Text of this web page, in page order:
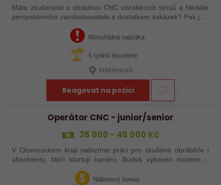
Máte zkušenosti s obsluhou CNC obráběcích strojů a hledáte
perspektivního zaměstnavatele s dostatkem zakázek? Pak jste
na správném inzerátu nabídky práce a reagujte zasláním
Mimořádná nabídka
5 týdnů dovolené
Olomouc
Reagovat na pozici
Operátor CNC - junior/senior
35 000 - 45 000 Kč
V Olomouckém kraji nabízíme práci pro zkušené obráběče i
absolventy, kteří startují kariéru. Budeš vybaven moderním
dozvědět více, neváhej…
Náborový bonus